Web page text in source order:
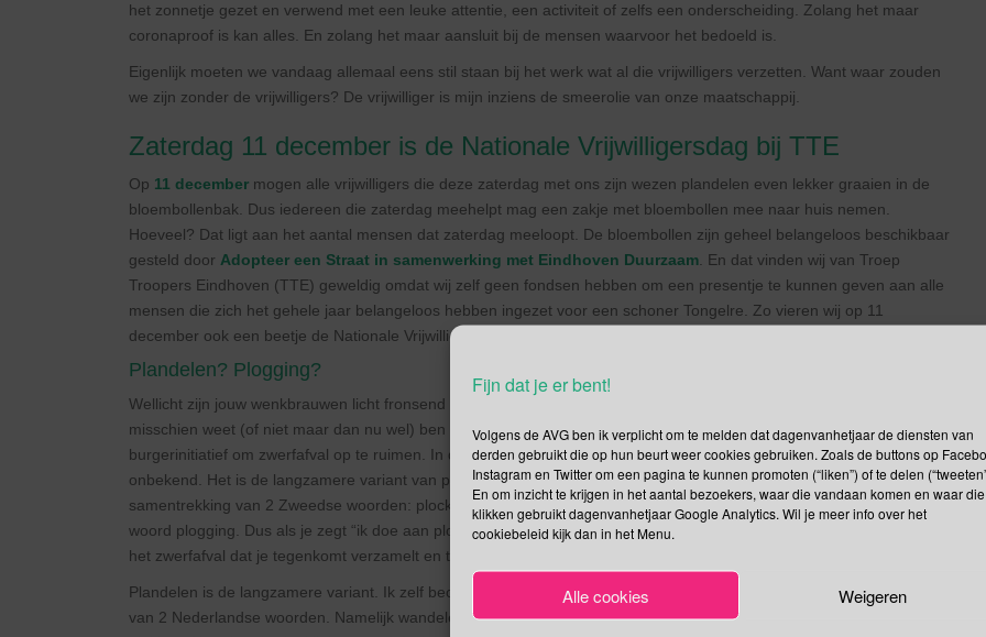
Fijn dat je er bent!
Volgens de AVG ben ik verplicht om te melden dat dagenvanhetjaar de diensten van
derden gebruikt die op hun beurt weer cookies gebruiken. Zoals de buttons op
Instagram en Twitter om een pagina te kunnen promoten (“liken”) of te delen
En om inzicht te krijgen in het aantal bezoekers, waar die vandaan komen en waar
klikken gebruikt dagenvanhetjaar Google Analytics. Wil je meer info over het
cookiebeleid kijk dan in het Menu.
Alle cookies Weigeren
het zonnetje gezet en verwend met een leuke attentie, een activiteit of zelfs een onderscheiding. Zolang het maar
coronaproof is kan alles. En zolang het maar aansluit bij de mensen waarvoor het bedoeld is.
Eigenlijk moeten we vandaag allemaal eens stil staan bij het werk wat al die vrijwilligers verzetten. Want waar zouden
we zijn zonder de vrijwilligers? De vrijwilliger is mijn inziens de smeerolie van onze maatschappij.
Zaterdag 11 december is de Nationale Vrijwilligersdag bij TTE
Op 11 december mogen alle vrijwilligers die deze zaterdag met ons zijn wezen plandelen even lekker graaien in de
bloembollenbak. Dus iedereen die zaterdag meehelpt mag een zakje met bloembollen mee naar huis nemen.
Hoeveel? Dat ligt aan het aantal mensen dat zaterdag meeloopt. De bloembollen zijn geheel belangeloos beschikbaar
gesteld door Adopteer een Straat in samenwerking met Eindhoven Duurzaam . En dat vinden wij van Troep
Troopers Eindhoven (TTE) geweldig omdat wij zelf geen fondsen hebben om een presentje te kunnen geven aan alle
mensen die zich het gehele jaar belangeloos hebben ingezet voor een schoner Tongelre. Zo vieren wij op 11
december ook een beetje de Nationale Vrijwilligersdag van 7 december!
Plandelen? Plogging?
Wellicht zijn jouw wenkbrauwen licht fronsend omhoog gegaan bij het woord “plandelen”. Vind ik niet vreemd. Zoals je
misschien weet (of niet maar dan nu wel) ben ik medeoprichter van deTroep Troopers Eindhoven. Dat is een
burgerinitiatief om zwerfafval op te ruimen. In de wereld van zwerfafvalopruimers is het woord plandelen niet geheel
onbekend. Het is de langzamere variant van plogging. Weer zoiets. Wat is plogging? Plogging is ontstaan uit een
samentrekking van 2 Zweedse woorden: plocka (verzamelen) en jogging (joggen). Dat werd samengevoegd tot het
woord plogging. Dus als je zegt “ik doe aan plogging” dan zeg je eigenlijk dat je tijdens je hardlooprondje (joggen) al
het zwerfafval dat je tegenkomt verzamelt en thuis in de kliko gooit.
Plandelen is de langzamere variant. Ik zelf beoefen de sport plandelen. Dat woord is ontstaan uit de samentrekking
van 2 Nederlandse woorden. Namelijk wandelen en plukken. En dan bedoel ik niet een kip plukken of aan je trui